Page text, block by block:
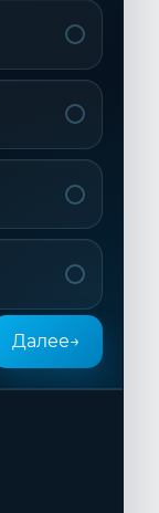
Далее→